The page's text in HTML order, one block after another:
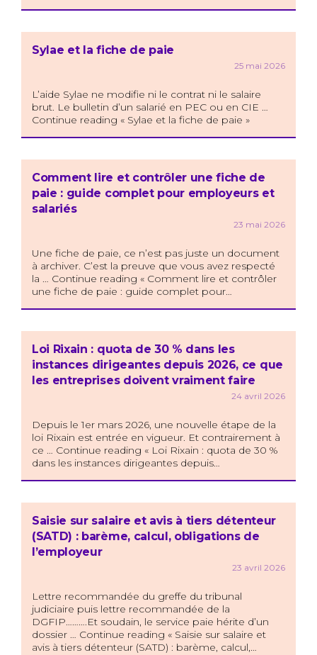
Sylae et la fiche de paie
25 mai 2026
L’aide Sylae ne modifie ni le contrat ni le salaire
brut. Le bulletin d’un salarié en PEC ou en CIE …
Continue reading « Sylae et la fiche de paie »
Comment lire et contrôler une fiche de
paie : guide complet pour employeurs et
salariés
23 mai 2026
Une fiche de paie, ce n’est pas juste un document
à archiver. C’est la preuve que vous avez respecté
la … Continue reading « Comment lire et contrôler
une fiche de paie : guide complet pour…
Loi Rixain : quota de 30 % dans les
instances dirigeantes depuis 2026, ce que
les entreprises doivent vraiment faire
24 avril 2026
Depuis le 1er mars 2026, une nouvelle étape de la
loi Rixain est entrée en vigueur. Et contrairement à
ce … Continue reading « Loi Rixain : quota de 30 %
dans les instances dirigeantes depuis…
Saisie sur salaire et avis à tiers détenteur
(SATD) : barème, calcul, obligations de
l’employeur
23 avril 2026
Lettre recommandée du greffe du tribunal
judiciaire puis lettre recommandée de la
DGFIP……….Et soudain, le service paie hérite d’un
dossier … Continue reading « Saisie sur salaire et
avis à tiers détenteur (SATD) : barème, calcul,…